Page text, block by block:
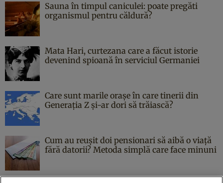
Sauna în timpul caniculei: poate pregăti
organismul pentru căldură?
Mata Hari, curtezana care a făcut istorie
devenind spioană în serviciul Germaniei
Care sunt marile orașe în care tinerii din
Generația Z și-ar dori să trăiască?
Cum au reușit doi pensionari să aibă o viață
fără datorii? Metoda simplă care face minuni